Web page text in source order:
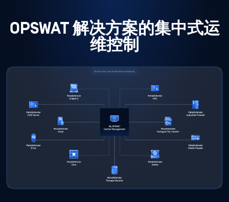
OPSWAT 解决方案的集中式运
维控制